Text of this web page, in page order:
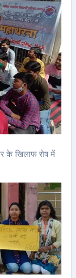
के खिलाफ रोष में